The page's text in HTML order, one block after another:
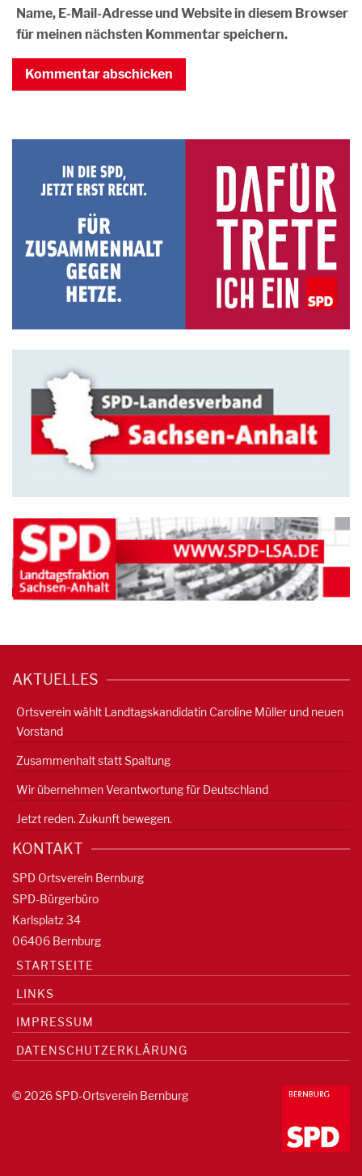
Name, E-Mail-Adresse und Website in diesem Browser
für meinen nächsten Kommentar speichern.
AKTUELLES
Ortsverein wählt Landtagskandidatin Caroline Müller und neuen
Vorstand
Zusammenhalt statt Spaltung
Wir übernehmen Verantwortung für Deutschland
Jetzt reden. Zukunft bewegen.
KONTAKT
SPD Ortsverein Bernburg
SPD-Bürgerbüro
Karlsplatz 34
06406 Bernburg
STARTSEITE
LINKS
IMPRESSUM
DATENSCHUTZERKLÄRUNG
© 2026 SPD-Ortsverein Bernburg